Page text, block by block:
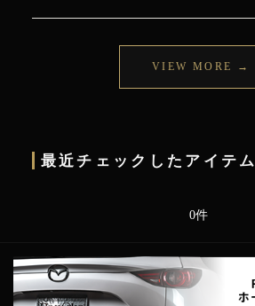
最近チェックしたアイテム
0件